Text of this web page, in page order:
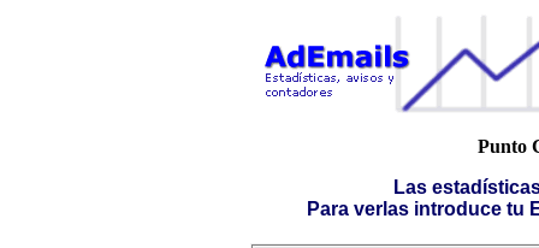
Punto
Las
Para verlas introduce tu